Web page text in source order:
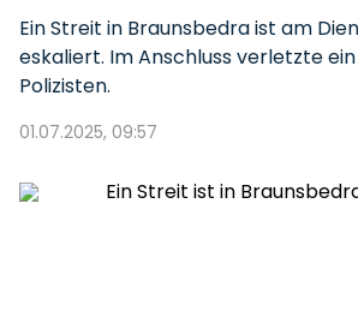
Ein Streit in Braunsbedra ist am
eskaliert. Im Anschluss verletzte
Polizisten.
01.07.2025, 09:57